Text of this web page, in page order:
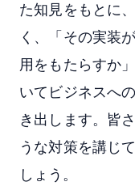
た知見をもとに
く、「その実装
用をもたらすか
いてビジネスへ
き出します。皆
うな対策を講じ
しょう。